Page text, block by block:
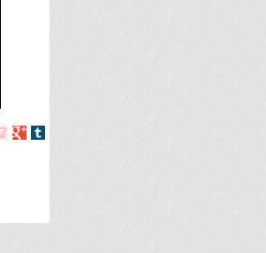
Compartir
Compartir
Compartir